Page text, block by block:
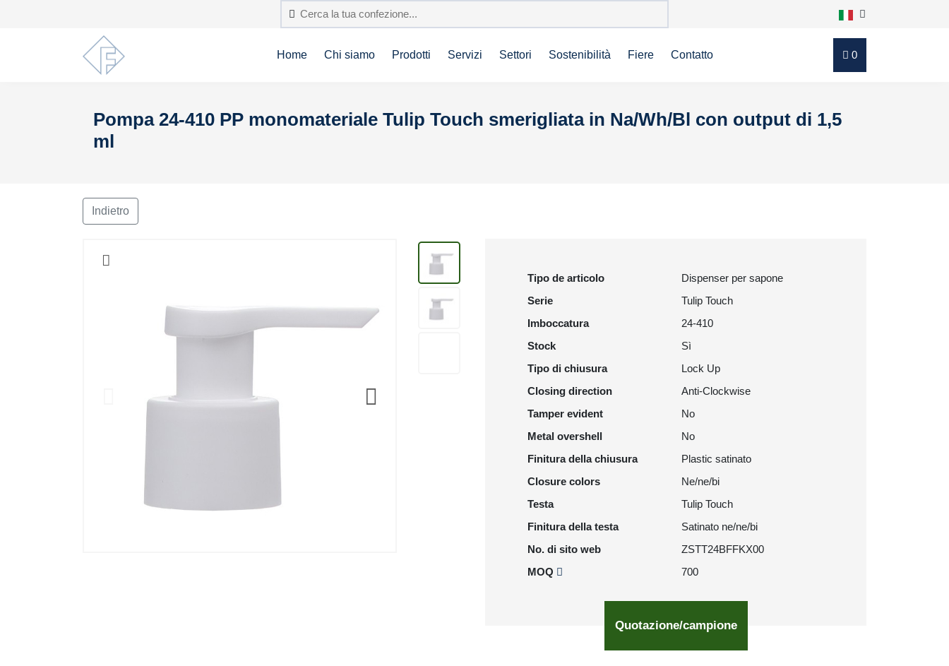
Home Chi siamo Prodotti Servizi Settori Sostenibilità Fiere Contatto 0
Pompa 24-410 PP monomateriale Tulip Touch smerigliata in Na/Wh/Bl con output di 1,5
ml
Indietro
Tipo de articolo
Dispenser per sapone
Serie
Tulip Touch
Imboccatura
24-410
Stock
Sì
Tipo di chiusura
Lock Up
Closing direction
Anti-Clockwise
Tamper evident
No
Metal overshell
No
Finitura della chiusura
Plastic satinato
Closure colors
Ne/ne/bi
Testa
Tulip Touch
Finitura della testa
Satinato ne/ne/bi
No. di sito web
ZSTT24BFFKX00
MOQ
700
Quotazione/campione